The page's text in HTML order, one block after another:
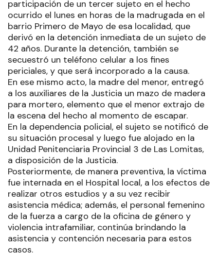
participación de un tercer sujeto en el hecho
ocurrido el lunes en horas de la madrugada en el
barrio Primero de Mayo de esa localidad, que
derivó en la detención inmediata de un sujeto de
42 años. Durante la detención, también se
secuestró un teléfono celular a los fines
periciales, y que será incorporado a la causa.
En ese mismo acto, la madre del menor, entregó
a los auxiliares de la Justicia un mazo de madera
para mortero, elemento que el menor extrajo de
la escena del hecho al momento de escapar.
En la dependencia policial, el sujeto se notificó de
su situación procesal y luego fue alojado en la
Unidad Penitenciaria Provincial 3 de Las Lomitas,
a disposición de la Justicia.
Posteriormente, de manera preventiva, la víctima
fue internada en el Hospital local, a los efectos de
realizar otros estudios y a su vez recibir
asistencia médica; además, el personal femenino
de la fuerza a cargo de la oficina de género y
violencia intrafamiliar, continúa brindando la
asistencia y contención necesaria para estos
casos.